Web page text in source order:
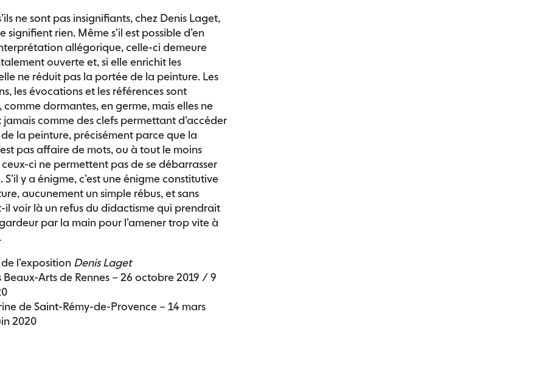
ne sont pas insignifiants, chez Denis Laget,
signifient rien. Même s’il est possible d’en
allégorique, celle-ci demeure
ouverte et, si elle enrichit les
ne réduit pas la portée de la peinture. Les
les évocations et les références sont
comme dormantes, en germe, mais elles ne
jamais comme des clefs permettant d’accéder
la peinture, précisément parce que la
pas affaire de mots, ou à tout le moins
ci ne permettent pas de se débarrasser
y a énigme, c’est une énigme constitutive
aucunement un simple rébus, et sans
voir là un refus du didactisme qui prendrait
par la main pour l’amener trop vite à
l’exposition Denis Laget
Beaux-Arts de Rennes – 26 octobre 2019 / 9
de Saint-Rémy-de-Provence – 14 mars
2020